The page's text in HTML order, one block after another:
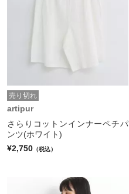
売り切れ
artipur
さらりコットンインナーペチパ
ンツ(ホワイト)
¥2,750 （税込）